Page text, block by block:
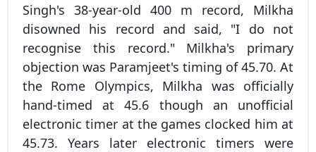
Singh's 38-year-old 400 m record, Milkha
disowned his record and said, "I do not
recognise this record." Milkha's primary
objection was Paramjeet's timing of 45.70. At
the Rome Olympics, Milkha was officially
hand-timed at 45.6 though an unofficial
electronic timer at the games clocked him at
45.73. Years later electronic timers were